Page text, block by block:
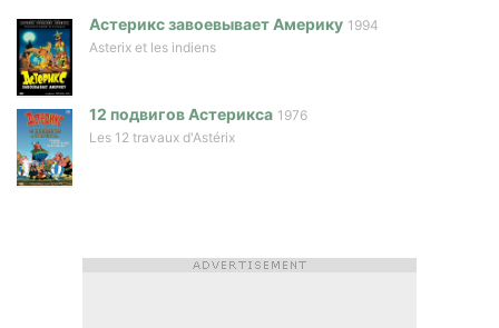
Астерикс завоевывает Америку 1994
Asterix et les indiens
12 подвигов Астерикса 1976
Les 12 travaux d'Astérix